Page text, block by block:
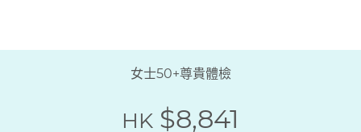
女士50+尊貴體檢
HK $8,841